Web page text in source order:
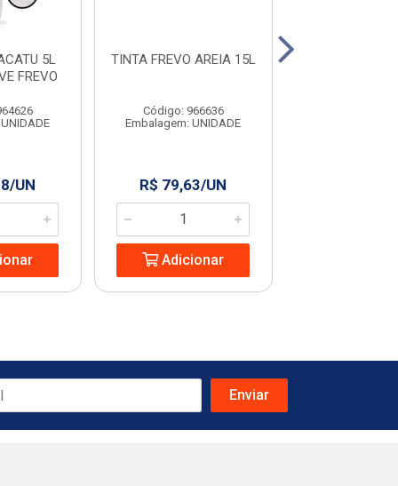
5L
FREVO
UN
TINTA FREVO AREIA 15L
Código: 966636
Embalagem: UNIDADE
R$ 79,63/UN
Adicionar